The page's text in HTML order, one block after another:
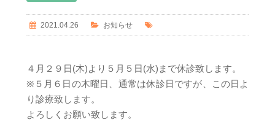
2021.04.26 お知らせ
４月２９日(木)より５月５日(水)まで休診致します。
※５月６日の木曜日、通常は休診日ですが、この日よ
り診療致します。
よろしくお願い致します。